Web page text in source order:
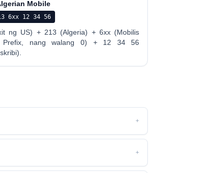
Mobile
6xx 12 34 56
ng US) + 213 (Algeria) + 6xx (Mobilis
Prefix, nang walang 0) + 12 34 56
+
+